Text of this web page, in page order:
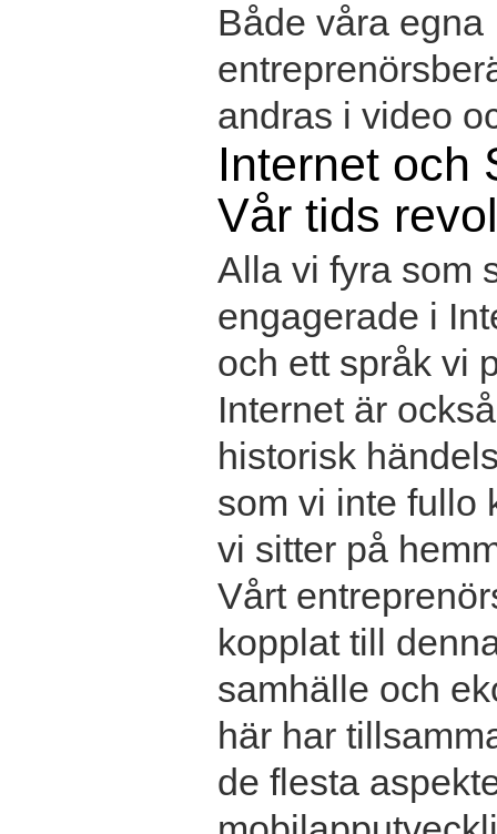
Både våra egna
andras i video
Internet och
Vår tids
Alla vi fyra som
engagerade i
och ett språk vi
Internet är
historisk
som vi inte fullo
vi sitter på
Vårt
kopplat till
samhälle och
här har
de flesta